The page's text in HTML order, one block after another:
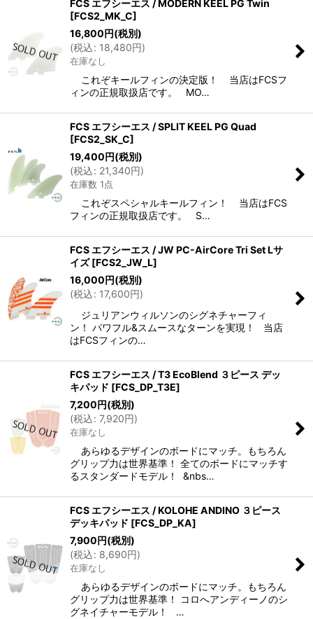
FCS エフシーエス / MODERN KEEL PG Twin
[FCS2_MK_C]
16,800円(税別)
(税込: 18,480円)
在庫なし
これぞキールフィンの決定版！ 当店はFCSフ
ィンの正規取扱店です。 MO…
FCS エフシーエス / SPLIT KEEL PG Quad
[FCS2_SK_C]
19,400円(税別)
(税込: 21,340円)
在庫数 1点
これぞスペシャルキールフィン！ 当店はFCS
フィンの正規取扱店です。 S…
FCS エフシーエス / JW PC-AirCore Tri Set Lサ
イズ [FCS2_JW_L]
16,000円(税別)
(税込: 17,600円)
ジュリアンウィルソンのシグネチャーフィ
ン！ パワフル&スムースなターンを実現！ 当店
はFCSフィンの…
FCS エフシーエス / T3 EcoBlend ３ピース デッ
キパッド [FCS_DP_T3E]
7,200円(税別)
(税込: 7,920円)
在庫なし
あらゆるデザインのボードにマッチ。もちろん
グリップ力は世界基準！ 全てのボードにマッチす
るスタンダードモデル！ &nbs…
FCS エフシーエス / KOLOHE ANDINO ３ピース
デッキパッド [FCS_DP_KA]
7,900円(税別)
(税込: 8,690円)
在庫なし
あらゆるデザインのボードにマッチ。もちろん
グリップ力は世界基準！ コロへアンディーノのシ
グネイチャーモデル！ …